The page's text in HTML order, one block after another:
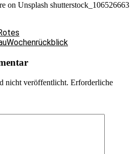
on Unsplash shutterstock_106526663
Wochenrückblick
nicht veröffentlicht. Erforderliche